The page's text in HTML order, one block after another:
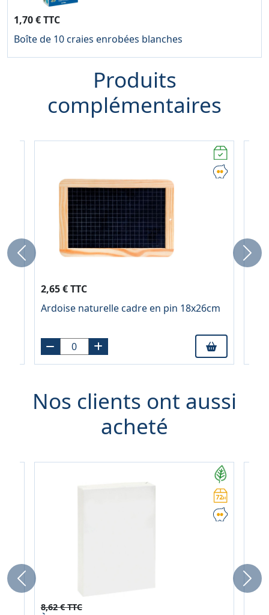
1,70 € TTC
Boîte de 10 craies enrobées blanches
Produits
complémentaires
2,65 € TTC
Ardoise naturelle cadre en pin 18x26cm
Previous Next
Nos clients ont aussi
acheté
8,62 € TTC
Previous Next